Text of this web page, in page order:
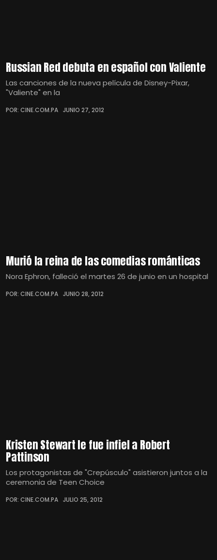
Russian Red debuta en español con Valiente
Las canciones de la nueva película de Disney-Pixar,
"Valiente" en la
POR: CINE.COM.PA JUNIO 27, 2012
Murió la reina de las comedias románticas
Nora Ephron, falleció el martes 26 de junio en un hospital
POR: CINE.COM.PA JUNIO 28, 2012
Kristen Stewart le fue infiel a Robert
Pattinson
Los protagonistas de "Crepúsculo" asistieron juntos a la
ceremonia de Teen Choice
POR: CINE.COM.PA JULIO 25, 2012